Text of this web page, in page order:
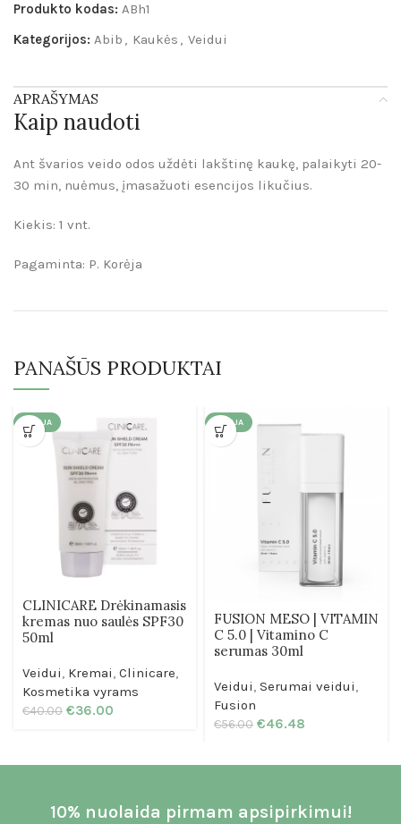
Produkto kodas: ABh1
Kategorijos: Abib , Kaukės , Veidui
APRAŠYMAS
Kaip naudoti
Ant švarios veido odos uždėti lakštinę kaukę, palaikyti 20-
30 min, nuėmus, įmasažuoti esencijos likučius.
Kiekis: 1 vnt.
Pagaminta: P. Korėja
PANAŠŪS PRODUKTAI
AKCIJA
CLINICARE Drėkinamasis
kremas nuo saulės SPF30
50ml
Veidui, Kremai, Clinicare,
Kosmetika vyrams
€40.00 €36.00
AKCIJA
FUSION MESO | VITAMIN
C 5.0 | Vitamino C
serumas 30ml
Veidui, Serumai veidui,
Fusion
€56.00 €46.48
10% nuolaida pirmam apsipirkimui!